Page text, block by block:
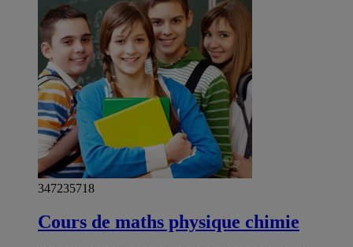
347235718
Cours de maths physique chimie